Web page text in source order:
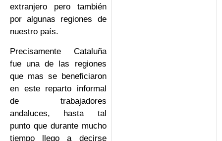
extranjero pero también
por algunas regiones de
nuestro país.
Precisamente Cataluña
fue una de las regiones
que mas se beneficiaron
en este reparto informal
de trabajadores
andaluces, hasta tal
punto que durante mucho
tiempo llego a decirse